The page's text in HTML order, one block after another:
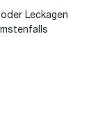
Leckagen